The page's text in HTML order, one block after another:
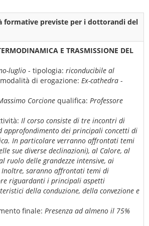
formative previste per i dottorandi del
E TRASMISSIONE DEL
luglio - tipologia: riconducibile al
di erogazione: Ex-cathedra -
Corcione qualifica: Professore
Il corso consiste di tre incontri di
approfondimento dei principali concetti di
In particolare verranno affrontati temi
sue diverse declinazioni), al Calore, al
ruolo delle grandezze intensive, ai
Inoltre, saranno affrontati temi di
riguardanti i principali aspetti
della conduzione, della convezione e
finale: Presenza ad almeno il 75%